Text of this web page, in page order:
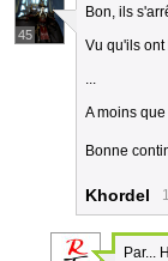
45
Bon, ils
Vu qu'ils
...
A moins
Bonne
Khordel
Par...